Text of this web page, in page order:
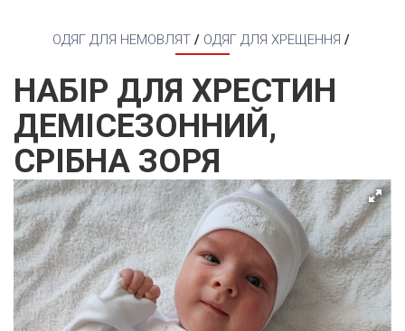
ОДЯГ ДЛЯ НЕМОВЛЯТ/ ОДЯГ ДЛЯ ХРЕЩЕННЯ /
НАБІР ДЛЯ ХРЕСТИН
ДЕМІСЕЗОННИЙ,
СРІБНА ЗОРЯ